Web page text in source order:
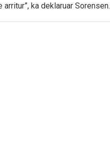
ka deklaruar Sorensen.